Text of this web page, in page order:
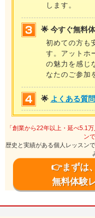
します。
🌟 今すぐ無料
初めての方も
す。アットホ
の魅力を感じ
なたのご参加
🌟 よくある質
「創業から22年以上・延べ5.1
ン
歴史と実績がある個人レッスン
👉まずは
無料体験